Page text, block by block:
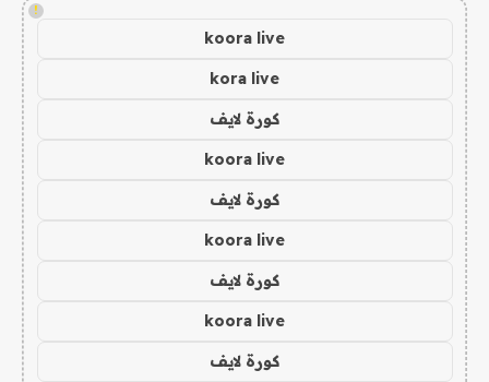
!
koora live
kora live
كورة لايف
koora live
كورة لايف
koora live
كورة لايف
koora live
كورة لايف